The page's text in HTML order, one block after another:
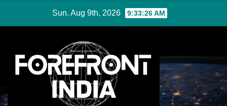
Sun. Aug 9th, 2026 9:33:27 AM